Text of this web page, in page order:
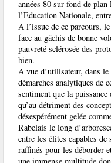
années 80 sur fond de plan
l’Education Nationale,
A l’issue de ce parcours,
face au gâchis de bonne
pauvreté sclérosée des
bien.
A vue d’utilisateur, dans
démarches analytiques de
sentiment que la puissance
qu’au détriment des
désespérément gelée
Rabelais le long
entre les élites capables de
raffinés pour les déborder